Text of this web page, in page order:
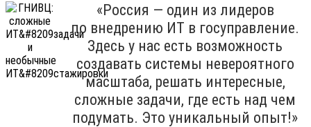
«Россия — один из лидеров
по внедрению ИТ в госуправление.
Здесь у нас есть возможность
создавать системы невероятного
масштаба, решать интересные,
сложные задачи, где есть над чем
подумать. Это уникальный опыт!»